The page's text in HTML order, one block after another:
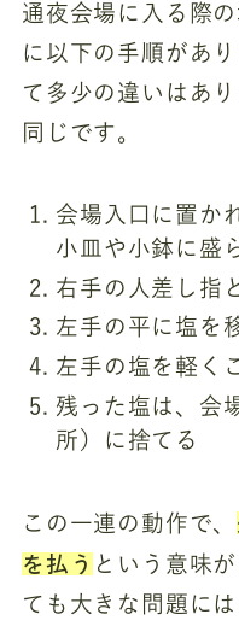
通夜会場に入る際
に以下の手順があ
て多少の違いはあ
同じです。
会場入口に置か
小皿や小鉢に盛
右手の人差し指
左手の平に塩を
左手の塩を軽く
残った塩は、会
所）に捨てる
この一連の動作で、
を払う という意味
ても大きな問題に